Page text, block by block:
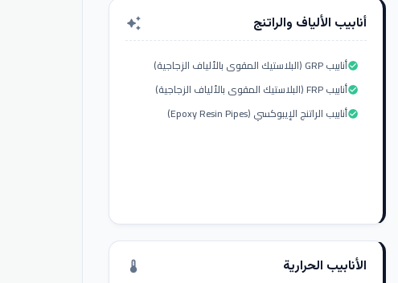
أنابيب الألياف والراتنج auto_awesome
أنابيب GRP (البلاستيك المقوى بالألياف الزجاجية)check_circle
أنابيب FRP (البلاستيك المقوى بالألياف الزجاجية)check_circle
أنابيب الراتنج الإيبوكسي (Epoxy Resin Pipes)check_circle
الأنابيب الحرارية thermostat